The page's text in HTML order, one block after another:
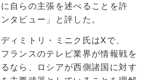
自らの主張を述べることを許
タビュー」と評した。
ィミトリ・ミニク氏はXで、
フランスのテレビ業界が情報戦を
なら、ロシアが西側諸国に対す